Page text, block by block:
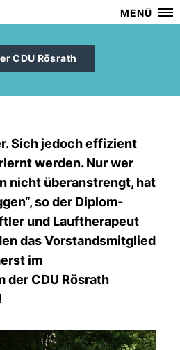
MENÜ
CDU Rösrath
Sich jedoch effizient
werden. Nur wer
nicht überanstrengt, hat
so der Diplom-
und Lauftherapeut
das Vorstandsmitglied
im
der CDU Rösrath